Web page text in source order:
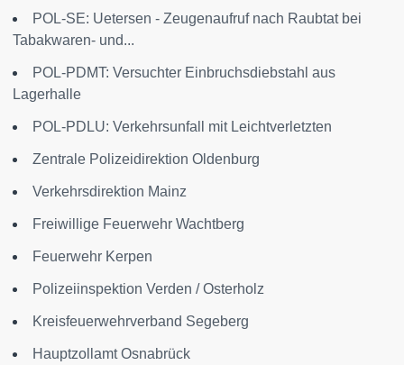
POL-SE: Uetersen - Zeugenaufruf nach Raubtat bei
Tabakwaren- und...
POL-PDMT: Versuchter Einbruchsdiebstahl aus
Lagerhalle
POL-PDLU: Verkehrsunfall mit Leichtverletzten
Zentrale Polizeidirektion Oldenburg
Verkehrsdirektion Mainz
Freiwillige Feuerwehr Wachtberg
Feuerwehr Kerpen
Polizeiinspektion Verden / Osterholz
Kreisfeuerwehrverband Segeberg
Hauptzollamt Osnabrück